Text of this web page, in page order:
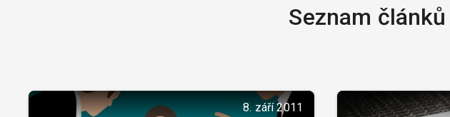
Seznam článků
8. září 2011